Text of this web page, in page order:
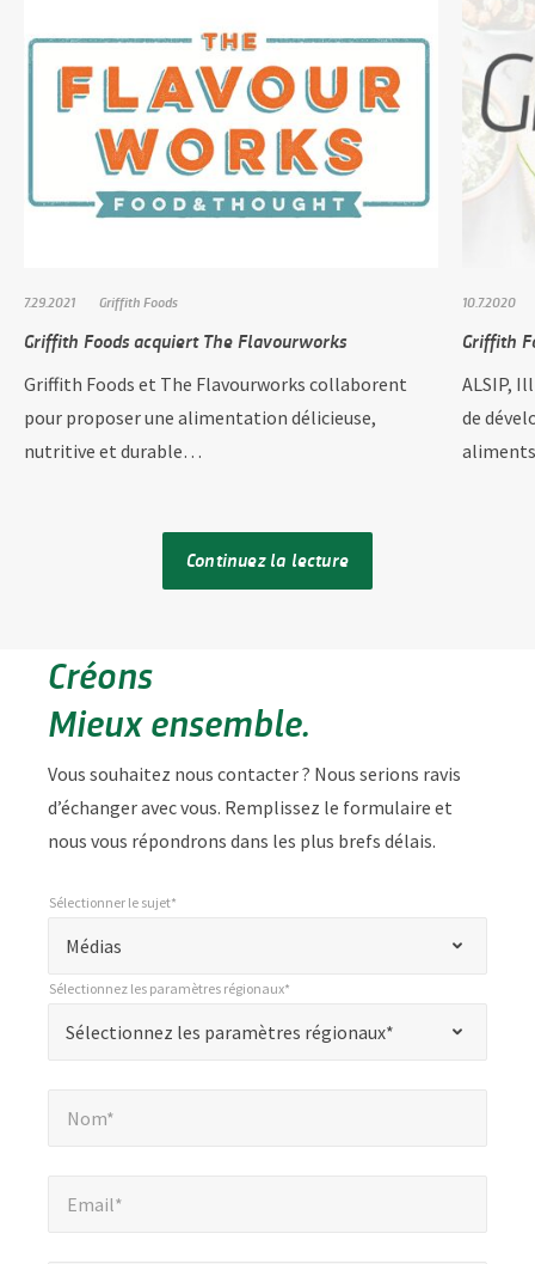
7.29.2021 Griffith Foods
Griffith Foods acquiert The Flavourworks
Griffith Foods et The Flavourworks collaborent
pour proposer une alimentation délicieuse,
nutritive et durable…
10.7.2020
Griffith
ALSIP,
de
Continuez la lecture
Créons
Mieux ensemble.
Vous souhaitez nous contacter ? Nous serions ravis
d’échanger avec vous. Remplissez le formulaire et
nous vous répondrons dans les plus brefs délais.
"
indique
Médias
Sélectionner le sujet*
Sélectionnez les paramètres régionaux*
Sélectionnez les paramètres régionaux*
Nom*
Email*